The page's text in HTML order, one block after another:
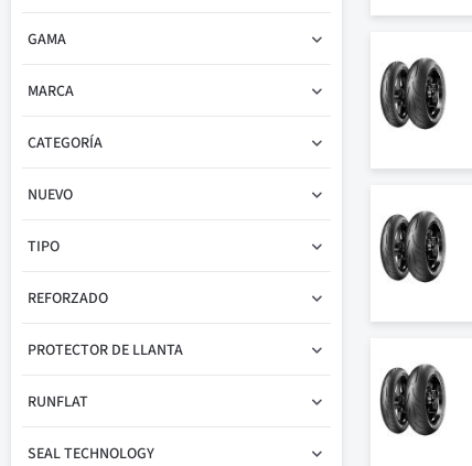
GAMA
MARCA
CATEGORÍA
NUEVO
TIPO
REFORZADO
PROTECTOR DE LLANTA
RUNFLAT
SEAL TECHNOLOGY